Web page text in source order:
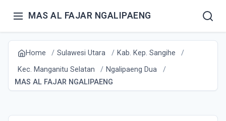
MAS AL FAJAR NGALIPAENG
Home Sulawesi Utara
Kab. Kep. Sangihe
Kec. Manganitu Selatan
Ngalipaeng Dua
MAS AL FAJAR NGALIPAENG